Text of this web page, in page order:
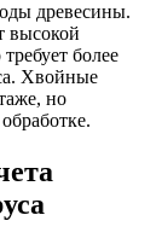
древесины.
высокой
более
Хвойные
но